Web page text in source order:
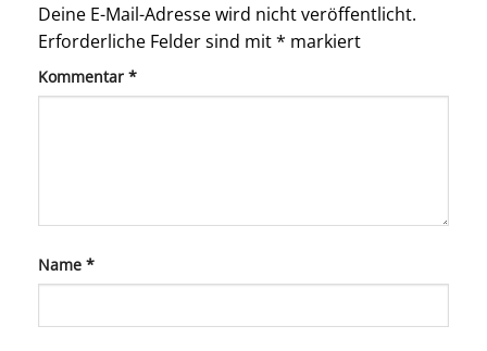
Deine E-Mail-Adresse wird nicht veröffentlicht.
Erforderliche Felder sind mit* markiert
Kommentar *
Name *